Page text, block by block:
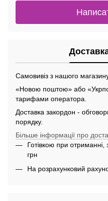
Самовивіз з нашого
«Новою поштою» або
тарифами оператора.
Доставка закордон -
порядку.
Більше інформації про
Готівкою при
грн
На розрахунковий